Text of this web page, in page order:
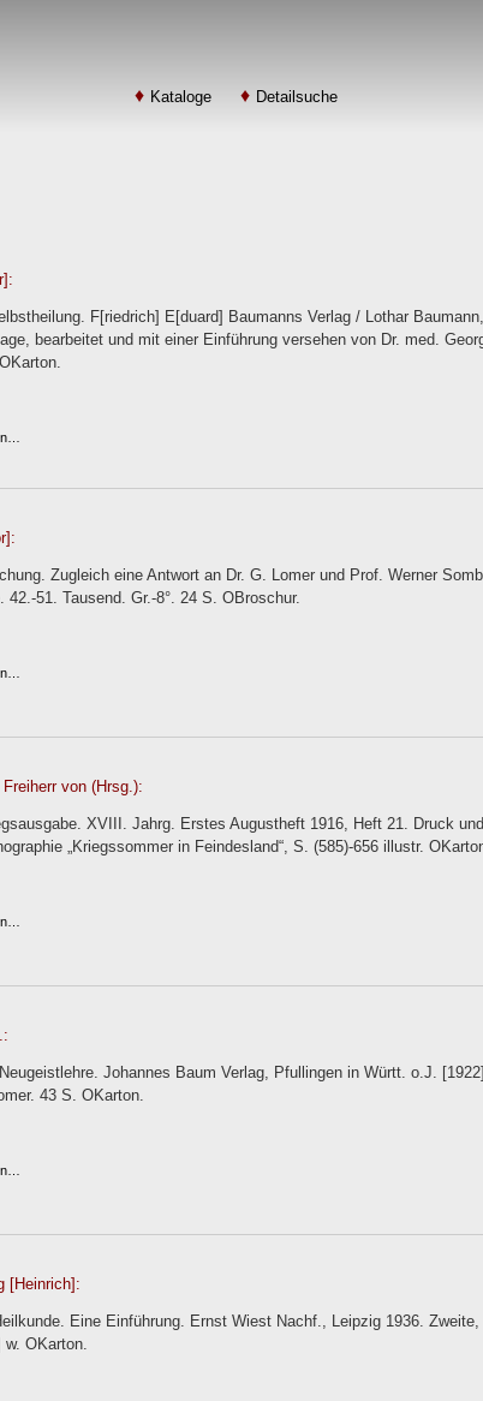
Kataloge Detailsuche
F[riedrich] E[duard] Baumanns Verlag / Lothar
bearbeitet und mit einer Einführung versehen von Dr. med.
Zugleich eine Antwort an Dr. G. Lomer und Prof. Werner
42.-51. Tausend. Gr.-8°. 24 S. OBroschur.
von (Hrsg.):
XVIII. Jahrg. Erstes Augustheft 1916, Heft 21. Druck
„Kriegssommer in Feindesland“, S. (585)-656 illustr.
Johannes Baum Verlag, Pfullingen in Württ. o.J.
43 S. OKarton.
[Heinrich]:
Eine Einführung. Ernst Wiest Nachf., Leipzig 1936.
w. OKarton.